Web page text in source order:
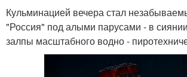
Кульминацией вечера стал
"Россия" под алыми парусами - в
залпы масштабного водно -